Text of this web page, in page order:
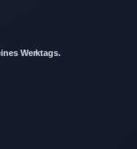
Werktags.